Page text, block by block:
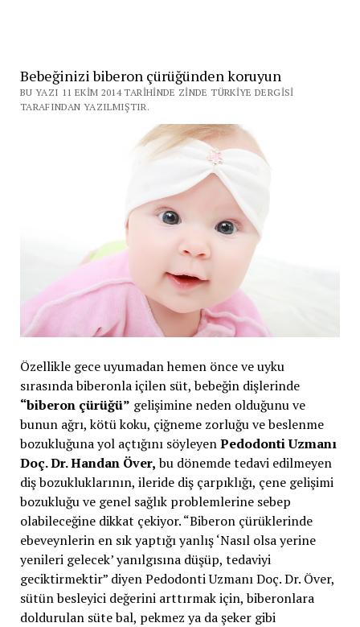
Bebeğinizi biberon çürüğünden koruyun
BU YAZI 11 EKIM 2014 TARIHINDE ZINDE TÜRKIYE DERGISI
TARAFINDAN YAZILMIŞTIR.
Özellikle gece uyumadan hemen önce ve uyku
sırasında biberonla içilen süt, bebeğin dişlerinde
“biberon çürüğü” gelişimine neden olduğunu ve
bunun ağrı, kötü koku, çiğneme zorluğu ve beslenme
bozukluğuna yol açtığını söyleyenPedodonti Uzmanı
Doç. Dr. Handan Över,bu dönemde tedavi edilmeyen
diş bozukluklarının, ileride diş çarpıklığı, çene gelişimi
bozukluğu ve genel sağlık problemlerine sebep
olabileceğine dikkat çekiyor. “Biberon çürüklerinde
ebeveynlerin en sık yaptığı yanlış ‘Nasıl olsa yerine
yenileri gelecek’ yanılgısına düşüp, tedaviyi
geciktirmektir” diyen Pedodonti Uzmanı Doç. Dr. Över,
sütün besleyici değerini arttırmak için, biberonlara
doldurulan süte bal, pekmez ya da şeker gibi